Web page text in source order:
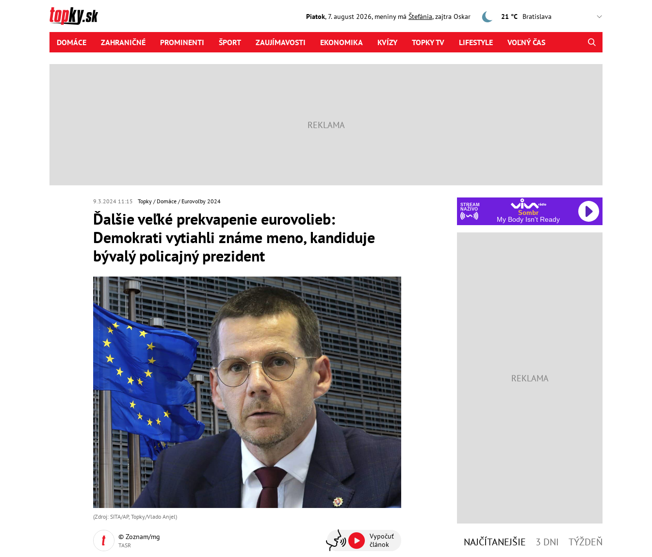
Piatok,7. august2026, meniny má Štefánia, zajtra Oskar 21 °C
DOMÁCE ZAHRANIČNÉ PROMINENTI ŠPORT ZAUJÍMAVOSTI EKONOMIKA KVÍZY TOPKY TV LIFESTYLE VOĽNÝ ČAS
9.3.2024 11:15 Topky Domáce Eurovoľby 2024
Ďalšie veľké prekvapenie eurovolieb:
Demokrati vytiahli známe meno, kandiduje
bývalý policajný prezident
(Zdroj: SITA/AP, Topky/Vlado Anjel)
© Zoznam/mg
TASR
Vypočuť
článok
STREAM
NAŽIVO
Sombr
My Body Isn't Ready
NAJČÍTANEJŠIE 3 DNI TÝŽDEŇ